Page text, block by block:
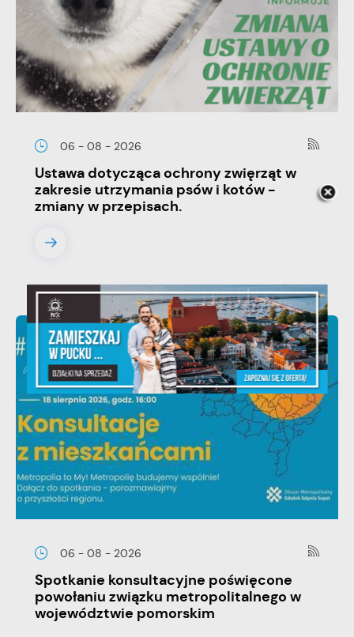
06 - 08 - 2026
Ustawa dotycząca ochrony zwięrząt w
zakresie utrzymania psów i kotów -
zmiany w przepisach.
06 - 08 - 2026
Spotkanie konsultacyjne poświęcone
powołaniu związku metropolitalnego w
województwie pomorskim